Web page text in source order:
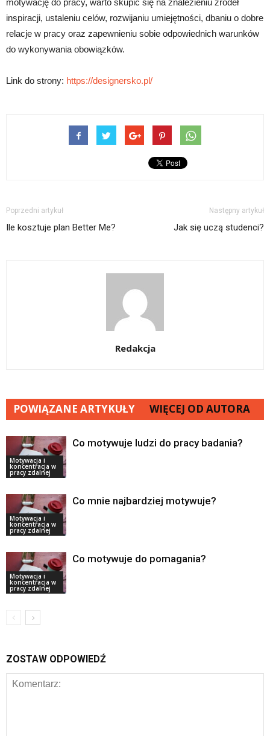
inspiracji, ustaleniu celów, rozwijaniu umiejętności, dbaniu o dobre
relacje w pracy oraz zapewnieniu sobie odpowiednich warunków
do wykonywania obowiązków.
Link do strony: https://designersko.pl/
Poprzedni artykuł
Ile kosztuje plan Better Me?
Następny artykuł
Jak się uczą studenci?
Redakcja
POWIĄZANE ARTYKUŁY WIĘCEJ OD AUTORA
Motywacja i
koncentracja w
pracy zdalnej
Co motywuje ludzi do pracy badania?
Motywacja i
koncentracja w
pracy zdalnej
Co mnie najbardziej motywuje?
Motywacja i
koncentracja w
pracy zdalnej
Co motywuje do pomagania?
ZOSTAW ODPOWIEDŹ